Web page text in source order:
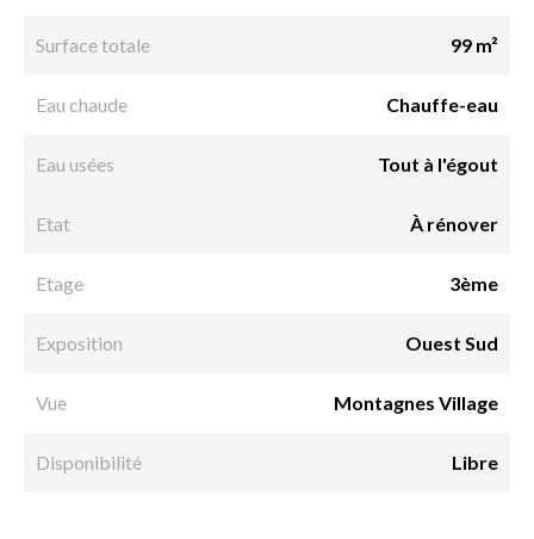
Surface totale 99 m²
Eau chaude Chauffe-eau
Eau usées Tout à l'égout
Etat À rénover
Etage 3ème
Exposition Ouest Sud
Vue Montagnes Village
Disponibilité Libre